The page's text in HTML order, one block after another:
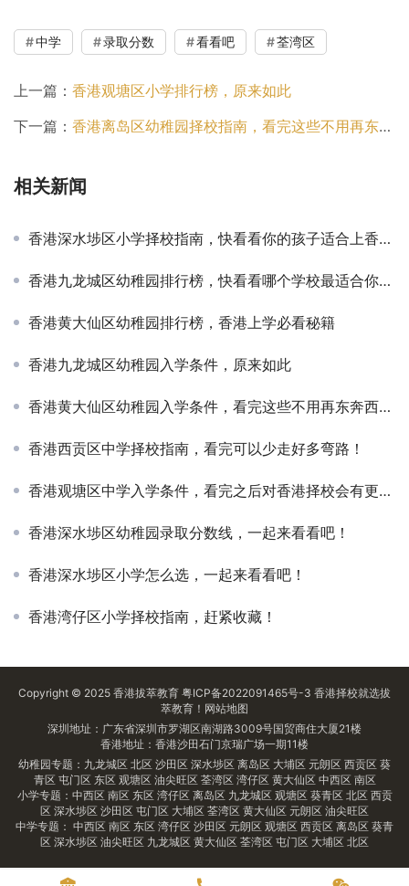
中学 录取分数 看看吧 荃湾区
上一篇： 香港观塘区小学排行榜，原来如此
下一篇： 香港离岛区幼稚园择校指南，看完这些不用再东奔西走查资料了
相关新闻
香港深水埗区小学择校指南，快看看你的孩子适合上香港的学校吗？
香港九龙城区幼稚园排行榜，快看看哪个学校最适合你的孩子
香港黄大仙区幼稚园排行榜，香港上学必看秘籍
香港九龙城区幼稚园入学条件，原来如此
香港黄大仙区幼稚园入学条件，看完这些不用再东奔西走查资料了
香港西贡区中学择校指南，看完可以少走好多弯路！
香港观塘区中学入学条件，看完之后对香港择校会有更全面的认知！
香港深水埗区幼稚园录取分数线，一起来看看吧！
香港深水埗区小学怎么选，一起来看看吧！
香港湾仔区小学择校指南，赶紧收藏！
Copyright © 2025 香港拔萃教育 粤ICP备2022091465号-3 香港择校就选拔
萃教育！ 网站地图
深圳地址：广东省深圳市罗湖区南湖路3009号国贸商住大厦21楼
香港地址：香港沙田石门京瑞广场一期11楼
幼稚园专题： 九龙城区 北区 沙田区 深水埗区 离岛区 大埔区 元朗区 西贡区 葵
青区 屯门区 东区 观塘区 油尖旺区 荃湾区 湾仔区 黄大仙区 中西区 南区
小学专题： 中西区 南区 东区 湾仔区 离岛区 九龙城区 观塘区 葵青区 北区 西贡
区 深水埗区 沙田区 屯门区 大埔区 荃湾区 黄大仙区 元朗区 油尖旺区
中学专题： 中西区 南区 东区 湾仔区 沙田区 元朗区 观塘区 西贡区 离岛区 葵青
区 深水埗区 油尖旺区 九龙城区 黄大仙区 荃湾区 屯门区 大埔区 北区